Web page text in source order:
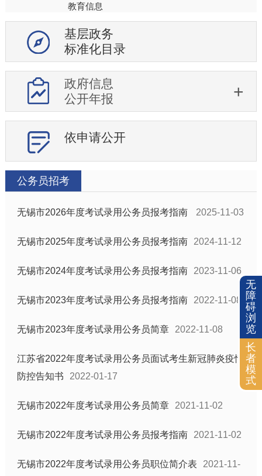
教育信息
就业
生态环境
医疗卫生
安全生产
食品药品安全
社会救助
机构公开
行政权力运行
公务员招考
重点工作
重大项目
征地信息
住房保障
科技项目管理
税收优惠
基层政务
标准化目录
政府信息
公开年报
依申请公开
公务员招考
无锡市2026年度考试录用公务员报考指南 2025-11-03
无锡市2025年度考试录用公务员报考指南 2024-11-12
无锡市2024年度考试录用公务员报考指南 2023-11-06
无锡市2023年度考试录用公务员报考指南 2022-11-08
无锡市2023年度考试录用公务员简章 2022-11-08
江苏省2022年度考试录用公务员面试考生新冠肺炎疫情
防控告知书
2022-01-17
无锡市2022年度考试录用公务员简章 2021-11-02
无锡市2022年度考试录用公务员报考指南 2021-11-02
无锡市2022年度考试录用公务员职位简介表
2021-11-
无
障
碍
浏
览
长
者
模
式